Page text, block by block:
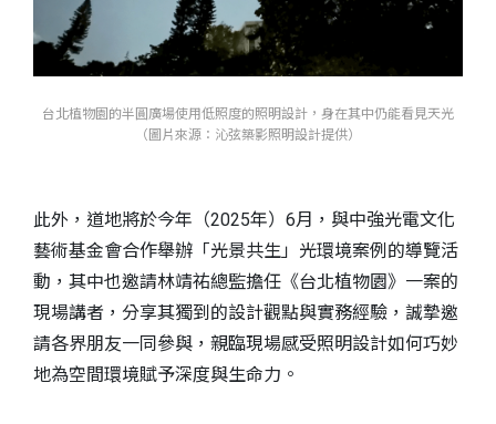
台北植物園的半圓廣場使用低照度的照明設計，身在其中仍能看見天光
（圖片來源：沁弦築影照明設計提供）
此外，道地將於今年（2025年）6月，與中強光電文化
藝術基金會合作舉辦「光景共生」光環境案例的導覽活
動，其中也邀請林靖祐總監擔任《台北植物園》一案的
現場講者，分享其獨到的設計觀點與實務經驗，誠摯邀
請各界朋友一同參與，親臨現場感受照明設計如何巧妙
地為空間環境賦予深度與生命力。